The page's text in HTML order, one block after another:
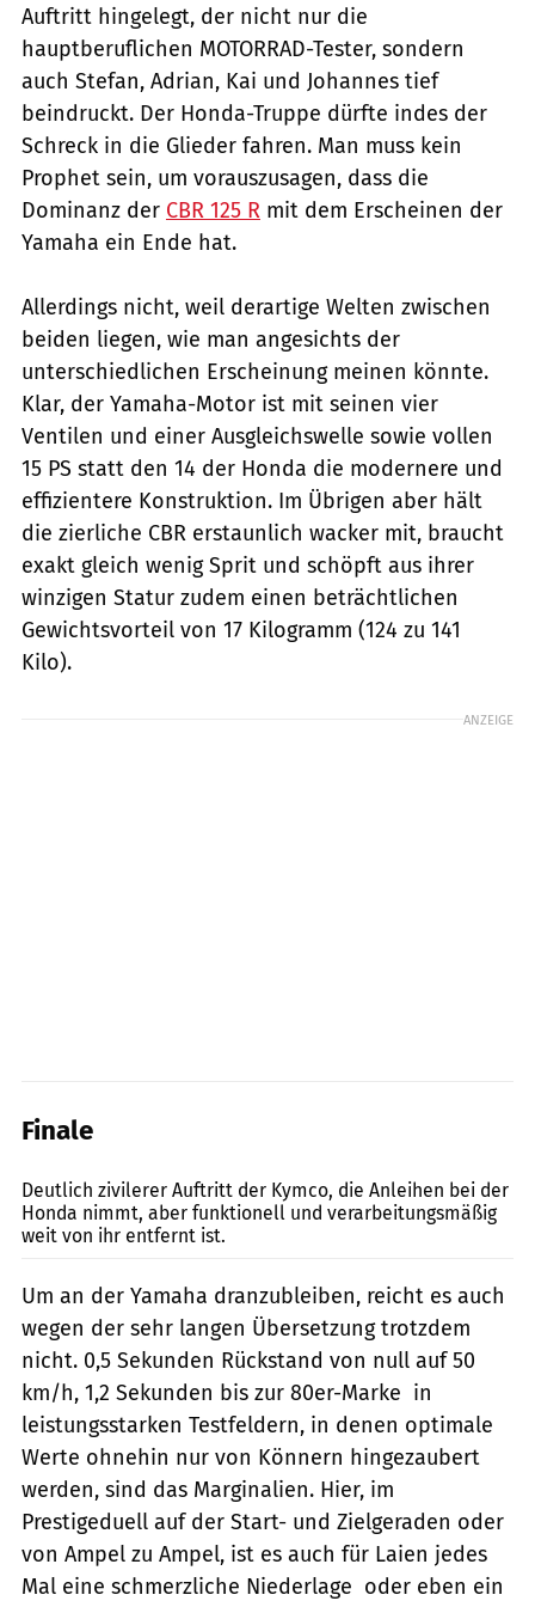
Auftritt hingelegt, der nicht nur die
hauptberuflichen MOTORRAD-Tester, sondern
auch Stefan, Adrian, Kai und Johannes tief
beindruckt. Der Honda-Truppe dürfte indes der
Schreck in die Glieder fahren. Man muss kein
Prophet sein, um vorauszusagen, dass die
Dominanz der CBR 125 R mit dem Erscheinen der
Yamaha ein Ende hat.
Allerdings nicht, weil derartige Welten zwischen
beiden liegen, wie man angesichts der
unterschiedlichen Erscheinung meinen könnte.
Klar, der Yamaha-Motor ist mit seinen vier
Ventilen und einer Ausgleichswelle sowie vollen
15 PS statt den 14 der Honda die modernere und
effizientere Konstruktion. Im Übrigen aber hält
die zierliche CBR erstaunlich wacker mit, braucht
exakt gleich wenig Sprit und schöpft aus ihrer
winzigen Statur zudem einen beträchtlichen
Gewichtsvorteil von 17 Kilogramm (124 zu 141
Kilo).
ANZEIGE
Finale
Deutlich zivilerer Auftritt der Kymco, die Anleihen bei der
Honda nimmt, aber funktionell und verarbeitungsmäßig
weit von ihr entfernt ist.
Um an der Yamaha dranzubleiben, reicht es auch
wegen der sehr langen Übersetzung trotzdem
nicht. 0,5 Sekunden Rückstand von null auf 50
km/h, 1,2 Sekunden bis zur 80er-Marke  in
leistungsstarken Testfeldern, in denen optimale
Werte ohnehin nur von Könnern hingezaubert
werden, sind das Marginalien. Hier, im
Prestigeduell auf der Start- und Zielgeraden oder
von Ampel zu Ampel, ist es auch für Laien jedes
Mal eine schmerzliche Niederlage  oder eben ein